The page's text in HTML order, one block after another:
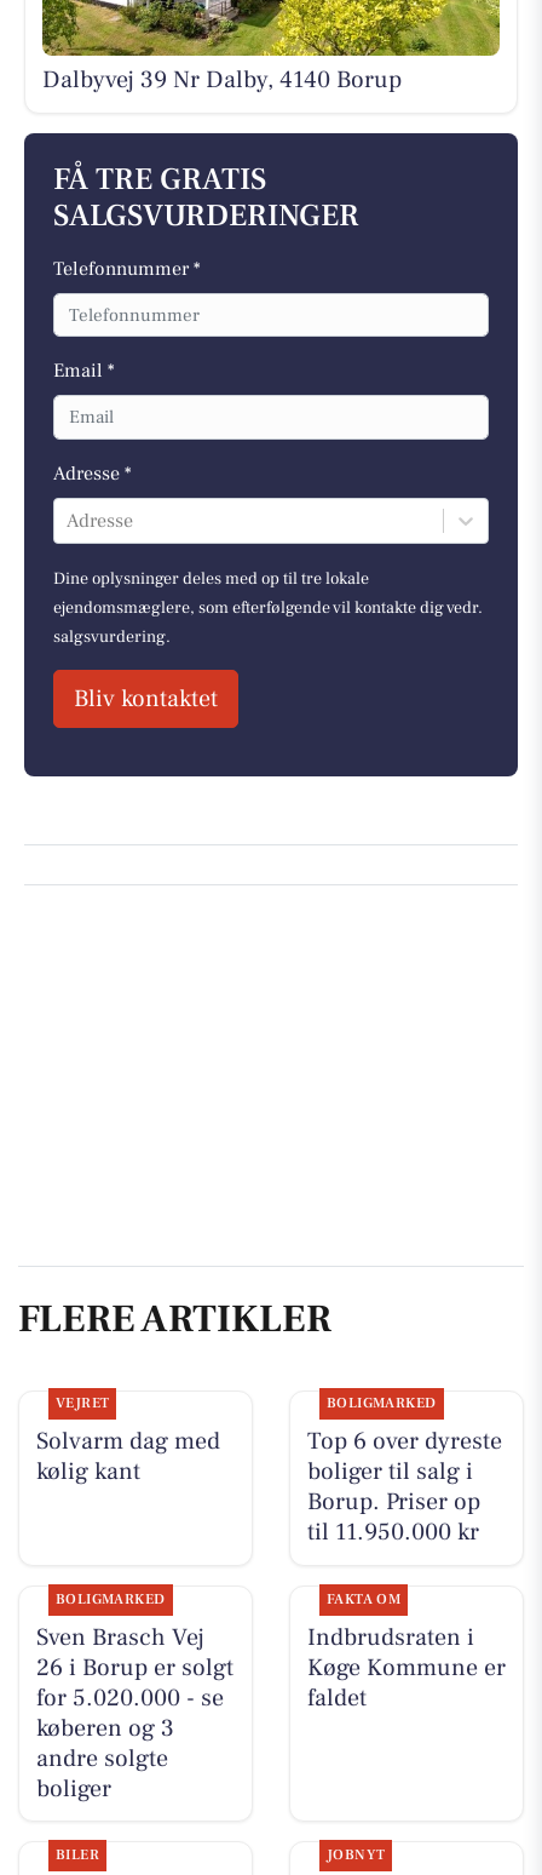
Dalbyvej 39 Nr Dalby, 4140 Borup
FÅ TRE GRATIS
SALGSVURDERINGER
Telefonnummer *
Email *
Adresse *
Adresse
Dine oplysninger deles med op til tre lokale
ejendomsmæglere, som efterfølgende vil kontakte dig vedr.
salgsvurdering.
Bliv kontaktet
FLERE ARTIKLER
VEJRET
Solvarm dag med
kølig kant
BOLIGMARKED
Top 6 over dyreste
boliger til salg i
Borup. Priser op
til 11.950.000 kr
BOLIGMARKED
Sven Brasch Vej
26 i Borup er solgt
for 5.020.000 - se
køberen og 3
andre solgte
boliger
FAKTA OM
Indbrudsraten i
Køge Kommune er
faldet
BILER JOBNYT